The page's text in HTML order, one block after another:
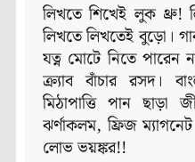
লিখতে শিখেই লুক থ্রু!
লিখতে লিখতেই বুড়ো।
যত্ন মোটে নিতে
ক্র্যাব বাঁচার রসদ।
মিঠাপাত্তি পান
ঝর্ণাকলম, ফ্রিজ
লোভ ভয়ঙ্কর!!